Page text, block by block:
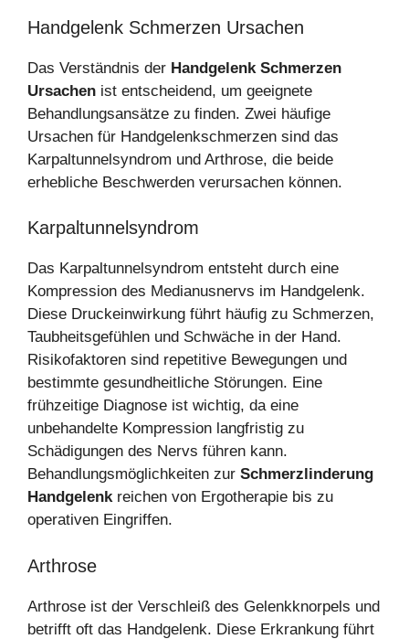
Handgelenk Schmerzen Ursachen
Das Verständnis der Handgelenk Schmerzen
Ursachen ist entscheidend, um geeignete
Behandlungsansätze zu finden. Zwei häufige
Ursachen für Handgelenkschmerzen sind das
Karpaltunnelsyndrom und Arthrose, die beide
erhebliche Beschwerden verursachen können.
Karpaltunnelsyndrom
Das Karpaltunnelsyndrom entsteht durch eine
Kompression des Medianusnervs im Handgelenk.
Diese Druckeinwirkung führt häufig zu Schmerzen,
Taubheitsgefühlen und Schwäche in der Hand.
Risikofaktoren sind repetitive Bewegungen und
bestimmte gesundheitliche Störungen. Eine
frühzeitige Diagnose ist wichtig, da eine
unbehandelte Kompression langfristig zu
Schädigungen des Nervs führen kann.
Behandlungsmöglichkeiten zur Schmerzlinderung
Handgelenkreichen von Ergotherapie bis zu
operativen Eingriffen.
Arthrose
Arthrose ist der Verschleiß des Gelenkknorpels und
betrifft oft das Handgelenk. Diese Erkrankung führt